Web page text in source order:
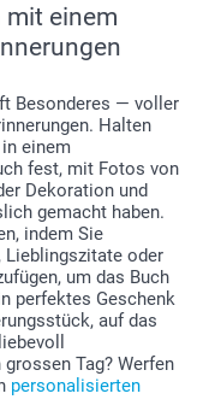
mit einem
Besonderes — voller
Halten
einem
fest, mit Fotos von
Dekoration und
gemacht haben.
indem Sie
Lieblingszitate oder
um das Buch
perfektes Geschenk
auf das
Tag? Werfen
personalisierten